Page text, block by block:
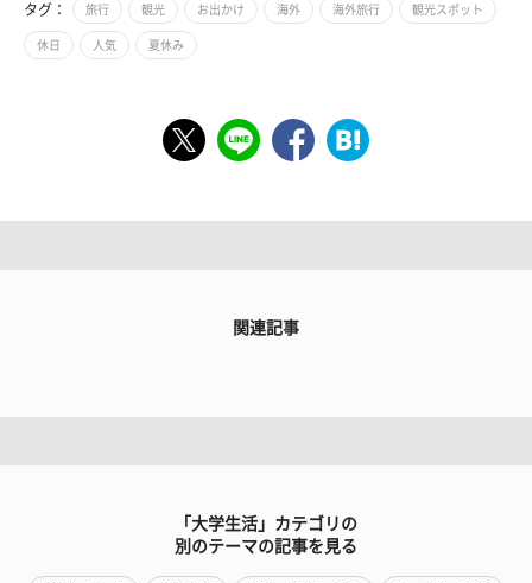
タグ： 旅行 観光 お出かけ 海外 海外旅行 観光スポット
休日 人気 夏休み
関連記事
「大学生活」カテゴリの
別のテーマの記事を見る